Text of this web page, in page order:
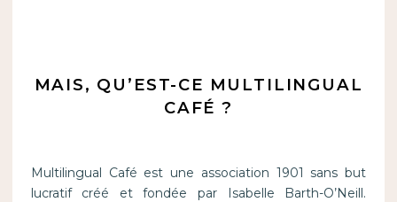
MAIS, QU’EST-CE MULTILINGUAL
CAFÉ ?
Multilingual Café est une association 1901 sans but
lucratif créé et fondée par Isabelle Barth-O’Neill.